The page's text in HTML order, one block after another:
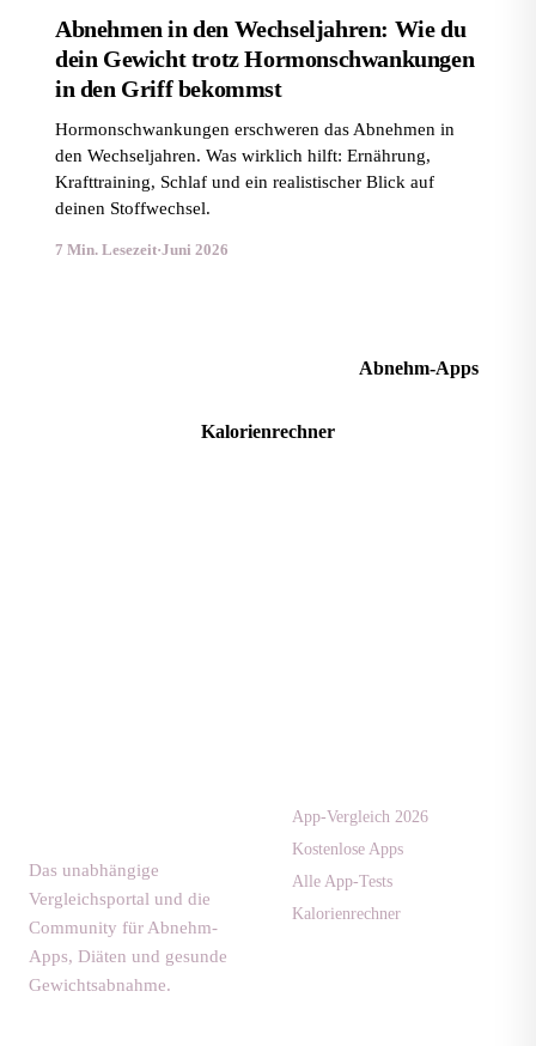
Abnehmen in den Wechseljahren: Wie du
dein Gewicht trotz Hormonschwankungen
in den Griff bekommst
Hormonschwankungen erschweren das Abnehmen in
den Wechseljahren. Was wirklich hilft: Ernährung,
Krafttraining, Schlaf und ein realistischer Blick auf
deinen Stoffwechsel.
7 Min. Lesezeit·Juni 2026
Abnehm-Apps
Kalorienrechner
Das unabhängige
Vergleichsportal und die
Community für Abnehm-
Apps, Diäten und gesunde
Gewichtsabnahme.
App-Vergleich 2026
Kostenlose Apps
Alle App-Tests
Kalorienrechner